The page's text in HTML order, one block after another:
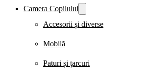
Camera Copilului
Accesorii și diverse
Mobilă
Paturi și țarcuri